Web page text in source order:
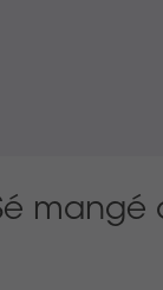
mangé